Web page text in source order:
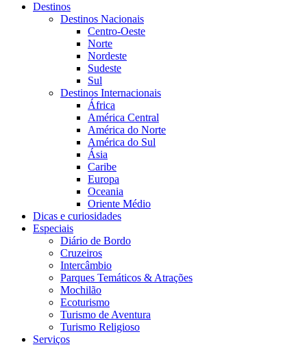
Destinos
Destinos Nacionais
Centro-Oeste
Norte
Nordeste
Sudeste
Sul
Destinos Internacionais
África
América Central
América do Norte
América do Sul
Ásia
Caribe
Europa
Oceania
Oriente Médio
Dicas e curiosidades
Especiais
Diário de Bordo
Cruzeiros
Intercâmbio
Parques Temáticos & Atrações
Mochilão
Ecoturismo
Turismo de Aventura
Turismo Religioso
Serviços